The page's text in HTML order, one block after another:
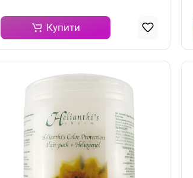
Купити